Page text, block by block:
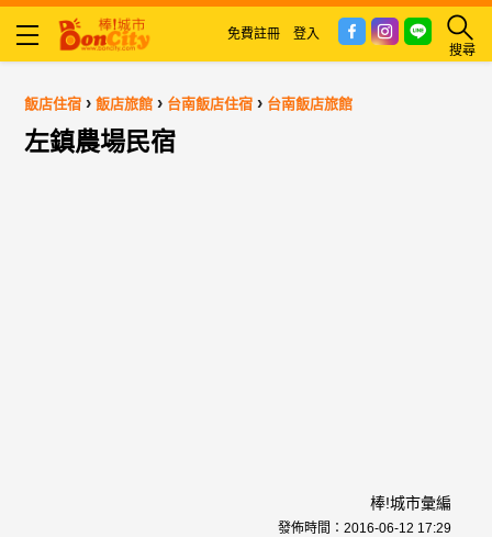
搜尋
免費註冊 登入
飯店住宿 ›飯店旅館 › 台南飯店住宿 › 台南飯店旅館
左鎮農場民宿
棒!城市彙編
發佈時間： 2016-06-12 17:29